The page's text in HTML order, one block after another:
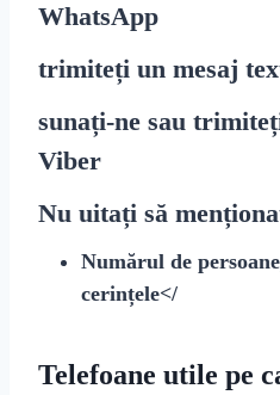
WhatsApp
trimiteți un mesaj
sunați-ne sau
Viber
Nu uitați să
Numărul de
cerințele</
Telefoane utile pe